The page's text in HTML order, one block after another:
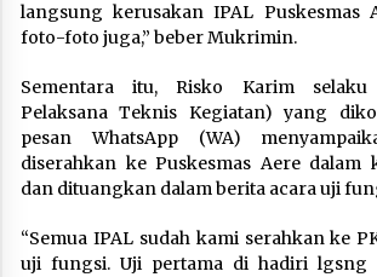
langsung kerusakan IPAL Puskesmas
foto-foto juga,” beber Mukrimin.
Sementara itu, Risko Karim selaku
Pelaksana Teknis Kegiatan) yang
pesan WhatsApp (WA)
diserahkan ke Puskesmas Aere dalam
dan dituangkan dalam berita acara uji
“Semua IPAL sudah kami serahkan ke
uji fungsi. Uji pertama di hadiri lgsng